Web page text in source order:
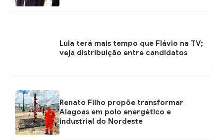
Lula terá mais tempo que Flávio na TV;
veja distribuição entre candidatos
Renato Filho propõe transformar
Alagoas em polo energético e
industrial do Nordeste